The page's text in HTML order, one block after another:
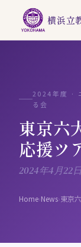
横浜立
2024年度 ·
る会
東京六
応援ツ
2024年4月22
Home›News›東京